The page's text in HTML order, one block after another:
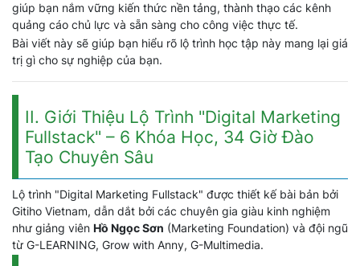
giúp bạn nắm vững kiến thức nền tảng, thành thạo các kênh
quảng cáo chủ lực và sẵn sàng cho công việc thực tế.
Bài viết này sẽ giúp bạn hiểu rõ lộ trình học tập này mang lại giá
trị gì cho sự nghiệp của bạn.
II. Giới Thiệu Lộ Trình "Digital Marketing
Fullstack" – 6 Khóa Học, 34 Giờ Đào
Tạo Chuyên Sâu
Lộ trình "Digital Marketing Fullstack" được thiết kế bài bản bởi
Gitiho Vietnam, dẫn dắt bởi các chuyên gia giàu kinh nghiệm
như giảng viên Hồ Ngọc Sơn (Marketing Foundation) và đội ngũ
từ G-LEARNING, Grow with Anny, G-Multimedia.